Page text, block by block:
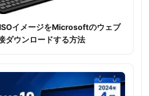
イメージをMicrosoftのウェブ
ダウンロードする方法